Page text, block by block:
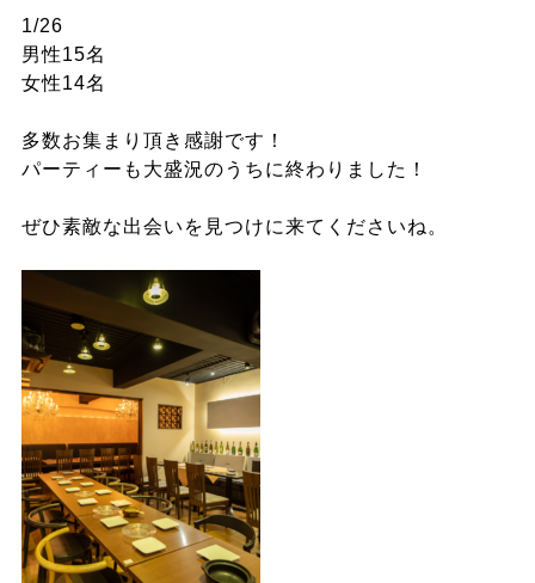
1/26
男性15名
女性14名
多数お集まり頂き感謝です！
パーティーも大盛況のうちに終わりました！
ぜひ素敵な出会いを見つけに来てくださいね。